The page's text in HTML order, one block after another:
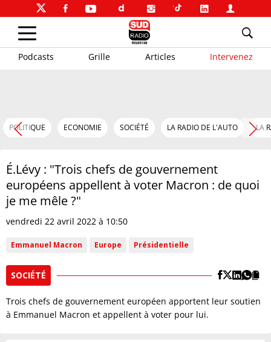
Podcasts Grille Articles Intervenez
POLITIQUE ECONOMIE SOCIÉTÉ LA RADIO DE L'AUTO LA
É.Lévy : "Trois chefs de gouvernement
européens appellent à voter Macron : de quoi
je me mêle ?"
vendredi 22 avril 2022 à 10:50
Emmanuel Macron Europe Présidentielle
SOCIÉTÉ
Trois chefs de gouvernement européen apportent leur soutien
à Emmanuel Macron et appellent à voter pour lui.